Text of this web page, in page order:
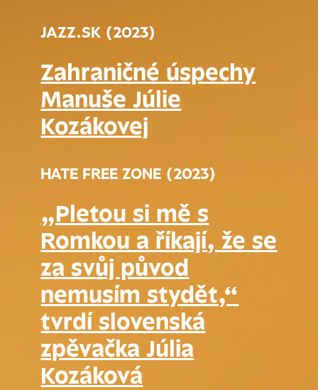
JAZZ.SK (2023)
Zahraničné úspechy
Manuše Júlie
Kozákovej
HATE FREE ZONE (2023)
„Pletou si mě s
Romkou a říkají, že se
za svůj původ
nemusím stydět,“
tvrdí slovenská
zpěvačka Júlia
Kozáková